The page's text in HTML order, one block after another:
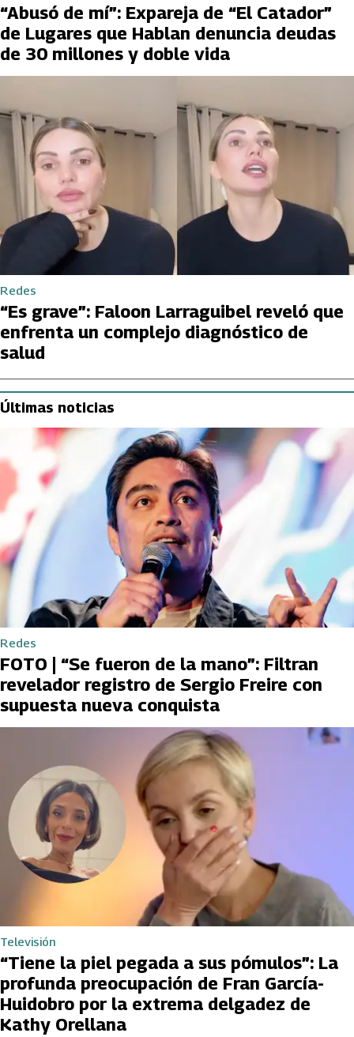
“Abusó de mí”: Expareja de “El Catador”
de Lugares que Hablan denuncia deudas
de 30 millones y doble vida
Redes
“Es grave”: Faloon Larraguibel reveló que
enfrenta un complejo diagnóstico de
salud
Últimas noticias
Redes
FOTO | “Se fueron de la mano”: Filtran
revelador registro de Sergio Freire con
supuesta nueva conquista
Televisión
“Tiene la piel pegada a sus pómulos”: La
profunda preocupación de Fran García-
Huidobro por la extrema delgadez de
Kathy Orellana